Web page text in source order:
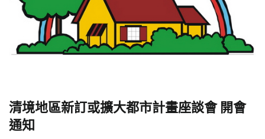
清境地區新訂或擴大都市計畫座談會 開會
通知